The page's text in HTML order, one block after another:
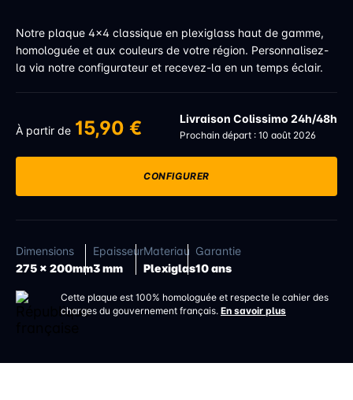
Notre plaque 4x4 classique en plexiglass haut de gamme,
homologuée et aux couleurs de votre région. Personnalisez-
la via notre configurateur et recevez-la en un temps éclair.
À partir de 15,90 € Livraison Colissimo 24h/48h
Prochain départ : 10 août 2026
CONFIGURER
Dimensions
275 x 200mm
Epaisseur
3 mm
Materiau
Plexiglas
Garantie
10 ans
Cette plaque est 100% homologuée et respecte le cahier des
charges du gouvernement français. En savoir plus